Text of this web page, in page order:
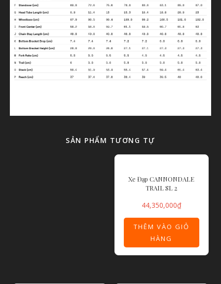
SẢN PHẨM TƯƠNG TỰ
Xe Đạp CANNONDALE
TRAIL SL 2
44,350,000₫
THÊM VÀO GIỎ
HÀNG